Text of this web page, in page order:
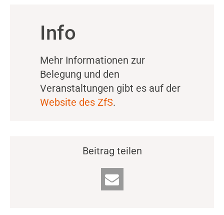
Info
Mehr Informationen zur
Belegung und den
Veranstaltungen gibt es auf der
Website des ZfS.
Beitrag teilen